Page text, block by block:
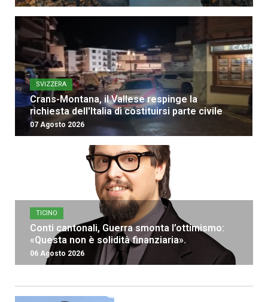
SVIZZERA
Crans-Montana, il Vallese respinge la
richiesta dell'Italia di costituirsi parte civile
07 Agosto 2026
TICINO
Conti cantonali, Guerra smonta l’ottimismo:
«Questa non è solidità finanziaria».
06 Agosto 2026